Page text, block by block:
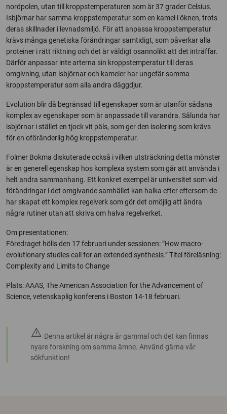
nordpolen, utan till kroppstemperaturen som är 37 grader Celsius.
Isbjörnar har samma kroppstemperatur som en kamel i öknen, trots
deras skillnader i levnadsmiljö. För att anpassa kroppstemperatur
krävs många genetiska förändringar samtidigt, som påverkar alla
proteiner i rätt riktning och det är väldigt osannolikt att det inträffar.
Därför anpassar inte arterna sin kroppstemperatur till deras
omgivning, utan isbjörnar och kameler har ungefär samma
kroppstemperatur som alla andra däggdjur.
Evolution blir då begränsad till egenskaper som är utanför sådana
komplex av egenskaper som är anpassade till varandra. Sålunda har
isbjörnar i stället en tjock vit päls, som ger den isolering som krävs
för en oföränderlig hög kroppstemperatur.
Folmer Bokma diskuterade också i vilken utsträckning detta mönster
är en generell egenskap hos komplexa system som går att använda i
helt andra sammanhang. Ett konkret exempel är universitet som vid
förändringar i det omgivande samhället kan halka efter eftersom de
har skapat ett komplex regelverk som gör det omöjlig att ändra
några rutiner utan att skriva om halva regelverket.
Om presentationen:
Föredraget hölls den 17 februari under sessionen: ”How macro-
evolutionary studies call for an extended synthesis.” Titel föreläsning:
Complexity and Limits to Change
Plats: AAAS, The American Association for the Advancement of
Science, vetenskaplig konferens i Boston 14-18 februari.
warning Denna artikel är några år gammal och det kan finnas
nyare forskning om samma ämne. Använd gärna vår
sökfunktion!